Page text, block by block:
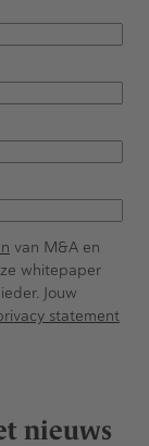
van M&A en
whitepaper
Jouw
statement
nieuws